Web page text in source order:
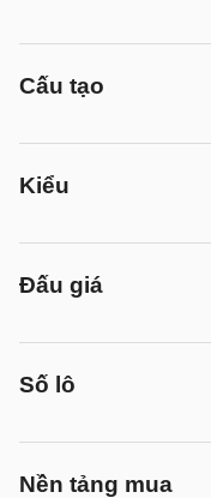
Cấu tạo
Kiểu
Đấu giá
Số lô
Nền tảng mua